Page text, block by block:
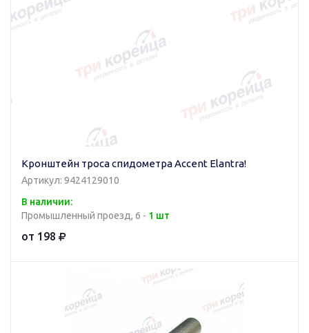
Кронштейн троса спидометра Accent Elantra!
Артикул: 9424129010
В наличии:
Промышленный проезд, 6 - 1 шт
от 198